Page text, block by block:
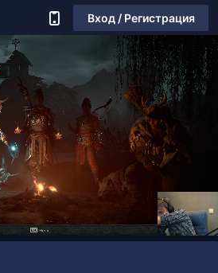
Вход / Регистрация